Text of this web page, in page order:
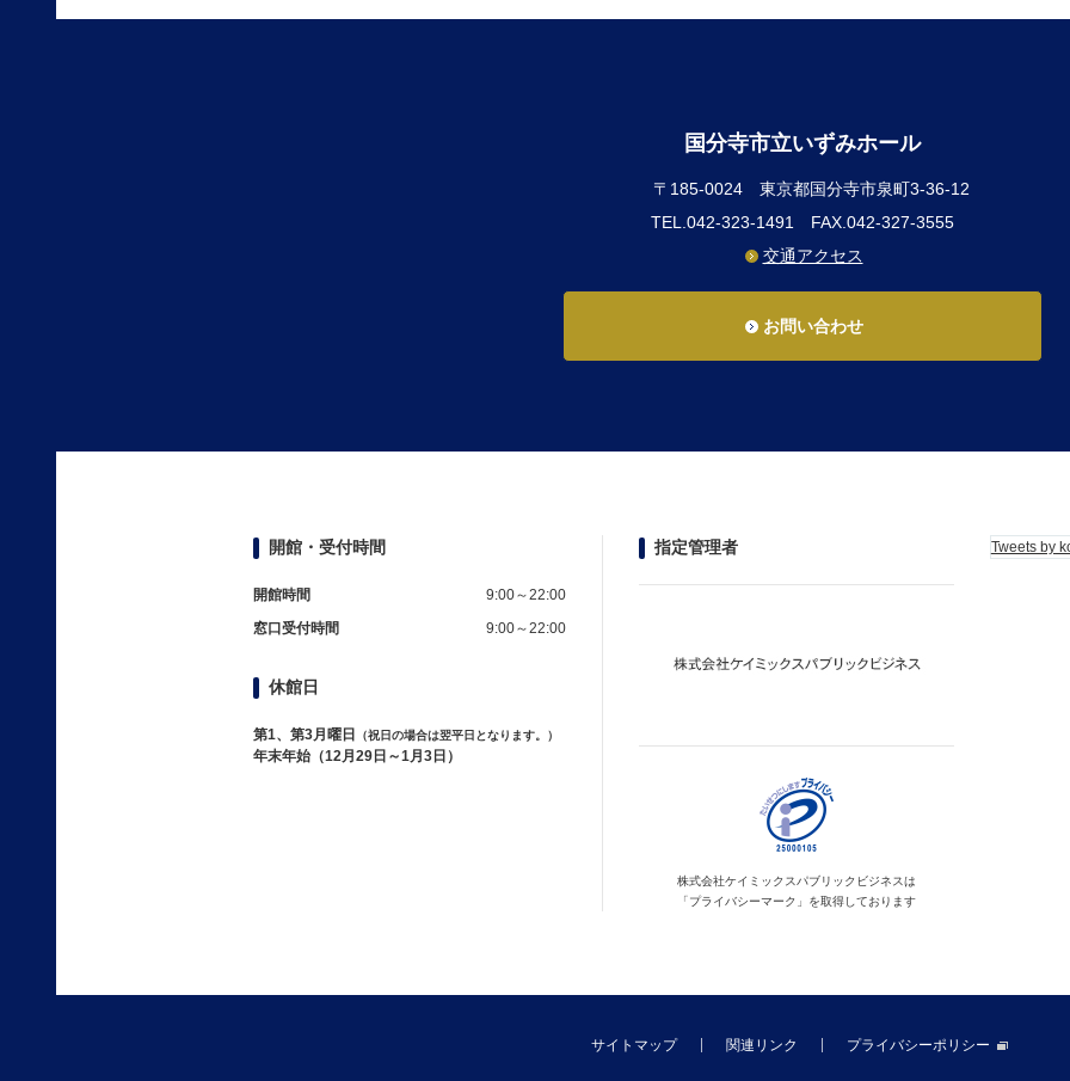
国分寺市立いずみホール
〒185-0024 東京都国分寺市泉町3-36-12
TEL.042-323-1491 FAX.042-327-3555
交通アクセス
お問い合わせ
開館・受付時間
開館時間
9:00～22:00
窓口受付時間
9:00～22:00
休館日
第1、第3月曜日 （祝日の場合は翌平日となります。）
年末年始（12月29日～1月3日）
指定管理者
株式会社ケイミックスパブリックビジネスは
「プライバシーマーク」を取得しております
Tweets by
サイトマップ 関連リンク プライバシーポリシー